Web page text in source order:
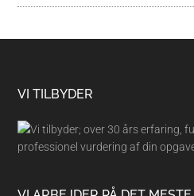
Footer
VI TILBYDER